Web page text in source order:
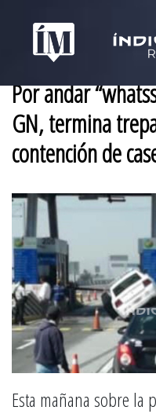
Por andar
GN, termina
contención de
Esta mañana sobre la